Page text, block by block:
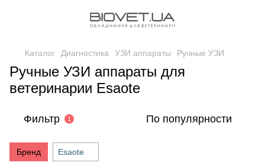
Каталог Диагностика УЗИ аппараты Ручные УЗИ
Ручные УЗИ аппараты для
ветеринарии Esaote
Фильтр 1 По популярности
Бренд Esaote